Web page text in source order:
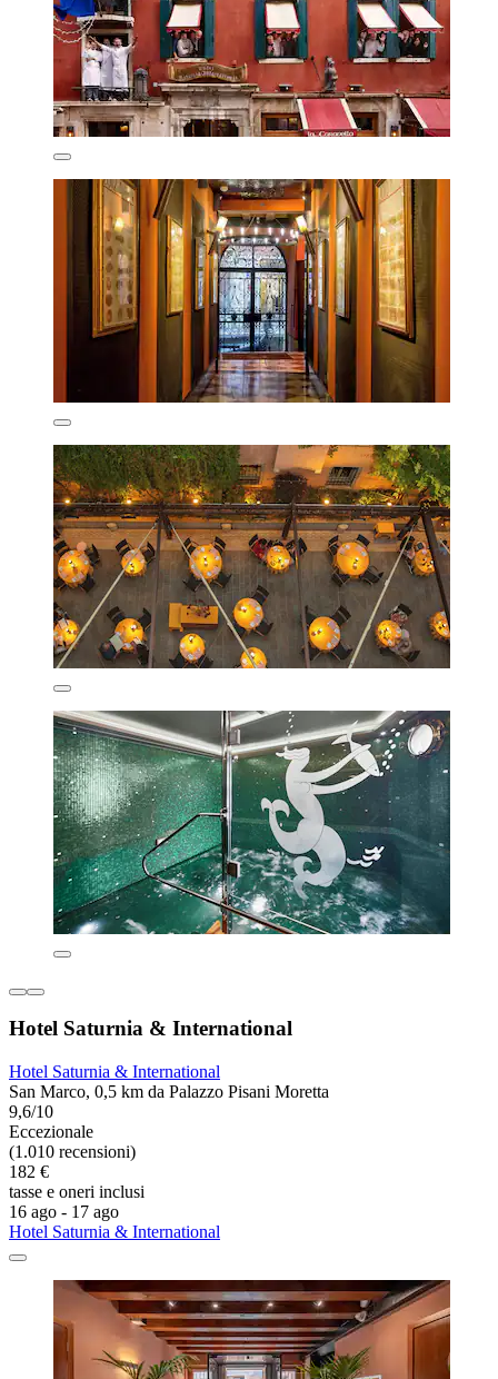
Hotel Saturnia & International
Hotel Saturnia & International
San Marco, 0,5 km da Palazzo Pisani Moretta
9,6/10
Eccezionale
(1.010 recensioni)
182 €
tasse e oneri inclusi
16 ago - 17 ago
Hotel Saturnia & International